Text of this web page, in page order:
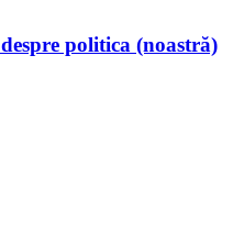
politica (noastră)